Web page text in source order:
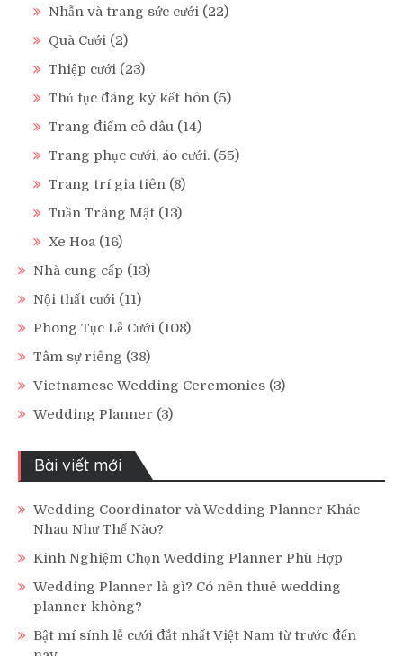
Nhẫn và trang sức cưới (22)
Quà Cưới (2)
Thiệp cưới (23)
Thủ tục đăng ký kết hôn (5)
Trang điểm cô dâu (14)
Trang phục cưới, áo cưới. (55)
Trang trí gia tiên (8)
Tuần Trăng Mật (13)
Xe Hoa (16)
Nhà cung cấp (13)
Nội thất cưới (11)
Phong Tục Lễ Cưới (108)
Tâm sự riêng (38)
Vietnamese Wedding Ceremonies (3)
Wedding Planner (3)
Bài viết mới
Wedding Coordinator và Wedding Planner Khác
Nhau Như Thế Nào?
Kinh Nghiệm Chọn Wedding Planner Phù Hợp
Wedding Planner là gì? Có nên thuê wedding
planner không?
Bật mí sính lễ cưới đắt nhất Việt Nam từ trước đến